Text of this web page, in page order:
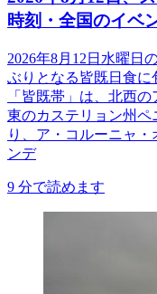
時刻・全国のイベ
2026年8月12日水曜日
ぶりとなる皆既日食
「皆既帯」は、北西
東のカステリョン州
り、ア・コルーニャ
ンデ
9 分で読めます